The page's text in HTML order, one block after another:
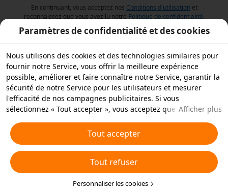
En continuant, vous acceptez nos Conditions d'utilisation et
reconnaissez que vous avez lu notre Politique de confidentialité.
Paramètres de confidentialité et des cookies
Nous utilisons des cookies et des technologies similaires pour
fournir notre Service, vous offrir la meilleure expérience
possible, améliorer et faire connaître notre Service, garantir la
sécurité de notre Service pour les utilisateurs et mesurer
l'efficacité de nos campagnes publicitaires. Si vous
sélectionnez « Tout accepter », vous acceptez que nous et nos
similaires sur votre appareil à des fins publicitaires. Vous
pouvez aussi « rejeter tous » les cookies non essentiels ou
choisir les types de cookies que vous souhaitez accepter ou
rejeter à tout moment dans vos paramètres de confidentialité
ou en cliquant sur « Personnaliser les cookies » ci-dessous.
Pour plus de détails, consultez notrePolitique relative aux
Afficher plus
Tout accepter
Tout refuser
Personnaliser les cookies